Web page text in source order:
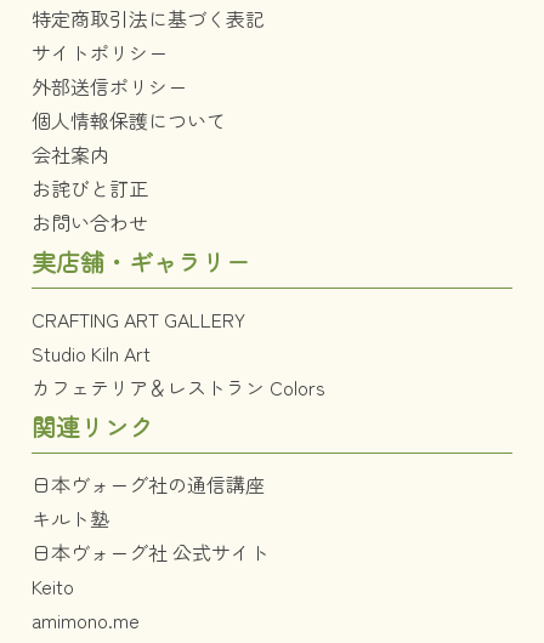
特定商取引法に基づく表記
サイトポリシー
外部送信ポリシー
個人情報保護について
会社案内
お詫びと訂正
お問い合わせ
実店舗・ギャラリー
CRAFTING ART GALLERY
Studio Kiln Art
カフェテリア＆レストラン Colors
関連リンク
日本ヴォーグ社の通信講座
キルト塾
日本ヴォーグ社 公式サイト
Keito
amimono.me